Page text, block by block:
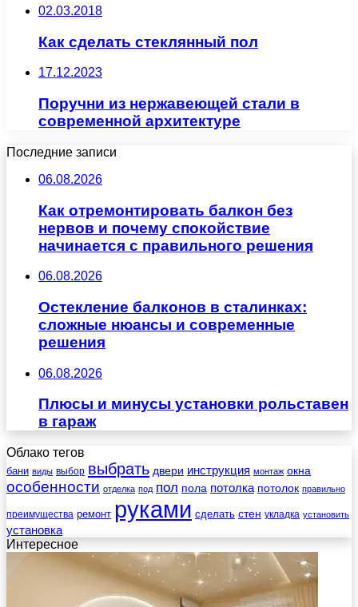
02.03.2018
Как сделать стеклянный пол
17.12.2023
Поручни из нержавеющей стали в
современной архитектуре
Последние записи
06.08.2026
Как отремонтировать балкон без
нервов и почему спокойствие
начинается с правильного решения
06.08.2026
Остекление балконов в сталинках:
сложные нюансы и современные
решения
06.08.2026
Плюсы и минусы установки рольставен
в гараж
Облако тегов
бани виды выбор выбрать двери инструкция монтаж окна
особенности отделка под пол пола потолка потолок правильно
преимущества ремонт руками сделать стен укладка установить
установка
Интересное